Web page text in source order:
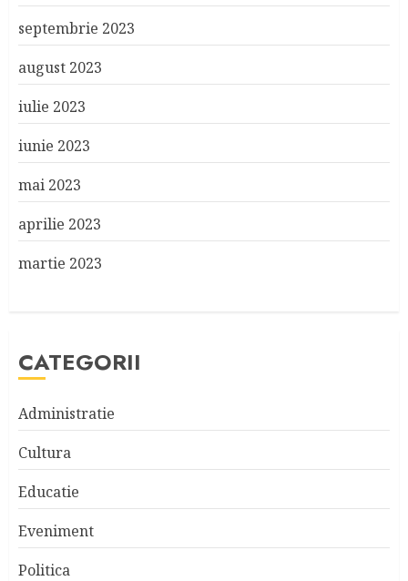
septembrie 2023
august 2023
iulie 2023
iunie 2023
mai 2023
aprilie 2023
martie 2023
CATEGORII
Administratie
Cultura
Educatie
Eveniment
Politica